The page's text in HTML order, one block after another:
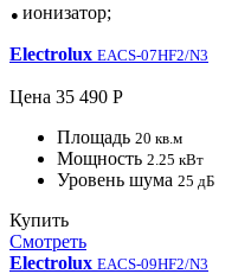
● ионизатор;
Electrolux EACS-07HF2/N3
Цена 35 490 Р
Площадь 20 кв.м
Мощность 2.25 кВт
Уровень шума 25 дБ
Купить
Смотреть
Electrolux EACS-09HF2/N3